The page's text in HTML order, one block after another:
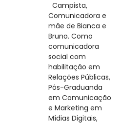
​ Campista,
Comunicadora e
mãe de Bianca e
Bruno. Como
comunicadora
social com
habilitação em
Relações Públicas,
Pós-Graduanda
em Comunicação
e Marketing em
Mídias Digitais,